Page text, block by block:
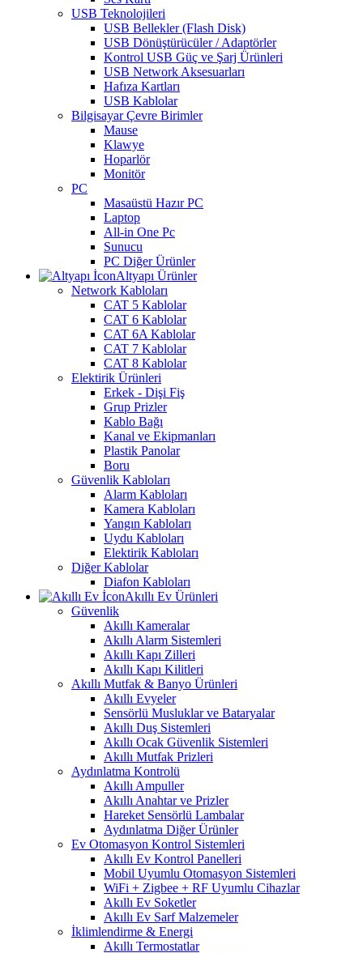
USB Teknolojileri
USB Bellekler (Flash Disk)
USB Dönüştürücüler / Adaptörler
Kontrol USB Güç ve Şarj Ürünleri
USB Network Aksesuarları
Hafıza Kartları
USB Kablolar
Bilgisayar Çevre Birimler
Mause
Klawye
Hoparlör
Monitör
PC
Masaüstü Hazır PC
Laptop
All-in One Pc
Sunucu
PC Diğer Ürünler
Altyapı Ürünler
Network Kabloları
CAT 5 Kablolar
CAT 6 Kablolar
CAT 6A Kablolar
CAT 7 Kablolar
CAT 8 Kablolar
Elektirik Ürünleri
Erkek - Dişi Fiş
Grup Prizler
Kablo Bağı
Kanal ve Ekipmanları
Plastik Panolar
Boru
Güvenlik Kabloları
Alarm Kabloları
Kamera Kabloları
Yangın Kabloları
Uydu Kabloları
Elektirik Kabloları
Diğer Kablolar
Diafon Kabloları
Akıllı Ev Ürünleri
Güvenlik
Akıllı Kameralar
Akıllı Alarm Sistemleri
Akıllı Kapı Zilleri
Akıllı Kapı Kilitleri
Akıllı Mutfak & Banyo Ürünleri
Akıllı Evyeler
Sensörlü Musluklar ve Bataryalar
Akıllı Duş Sistemleri
Akıllı Ocak Güvenlik Sistemleri
Akıllı Mutfak Prizleri
Aydınlatma Kontrolü
Akıllı Ampuller
Akıllı Anahtar ve Prizler
Hareket Sensörlü Lambalar
Aydınlatma Diğer Ürünler
Ev Otomasyon Kontrol Sistemleri
Akıllı Ev Kontrol Panelleri
Mobil Uyumlu Otomasyon Sistemleri
WiFi + Zigbee + RF Uyumlu Cihazlar
Akıllı Ev Soketler
Akıllı Ev Sarf Malzemeler
İklimlendirme & Energi
Akıllı Termostatlar